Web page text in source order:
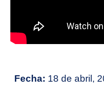
Fecha: 18 de abril,